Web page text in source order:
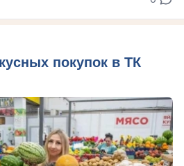
покупок в ТК